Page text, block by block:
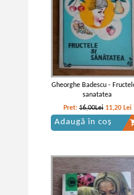
Gheorghe Badescu -
sanatatea
Pret: 16,00Lei 11,20 Lei
Adaugă în coș